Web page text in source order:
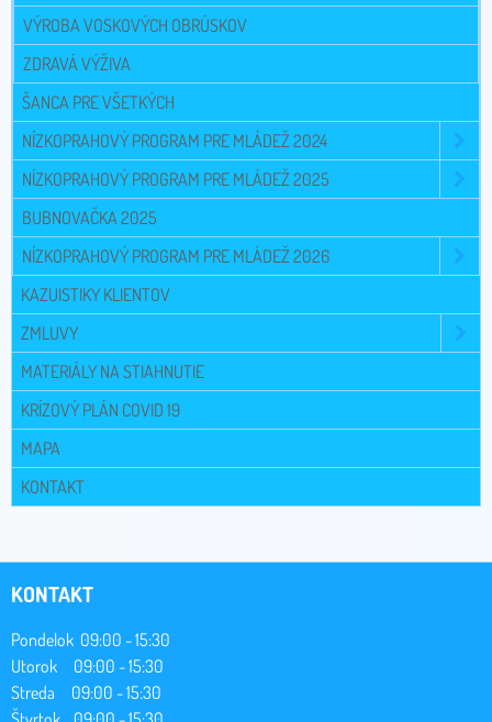
VÝROBA VOSKOVÝCH OBRÚSKOV
ZDRAVÁ VÝŽIVA
ŠANCA PRE VŠETKÝCH
NÍZKOPRAHOVÝ PROGRAM PRE MLÁDEŽ 2024
NÍZKOPRAHOVÝ PROGRAM PRE MLÁDEŽ 2025
BUBNOVAČKA 2025
NÍZKOPRAHOVÝ PROGRAM PRE MLÁDEŽ 2026
KAZUISTIKY KLIENTOV
ZMLUVY
MATERIÁLY NA STIAHNUTIE
KRÍZOVÝ PLÁN COVID 19
MAPA
KONTAKT
KONTAKT
Pondelok 09:00 - 15:30
Utorok 09:00 - 15:30
Streda 09:00 - 15:30